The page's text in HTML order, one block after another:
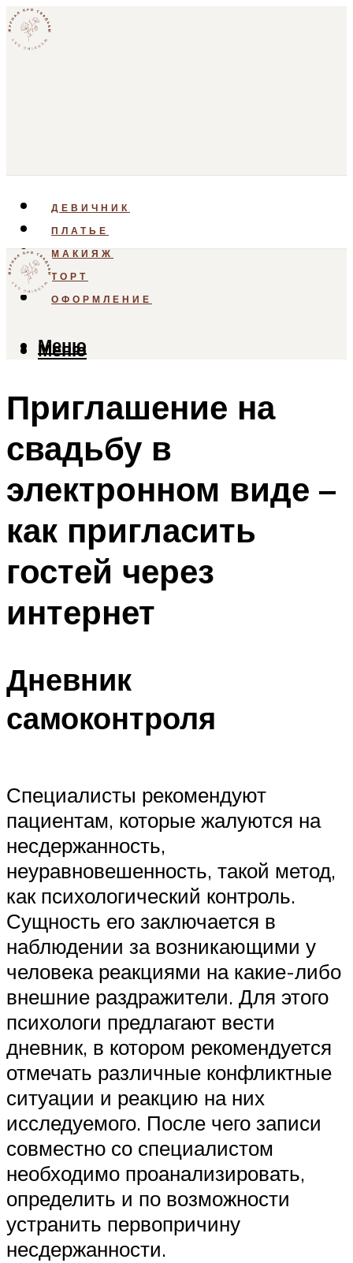
ДЕВИЧНИК
ПЛАТЬЕ
МАКИЯЖ
ТОРТ
ОФОРМЛЕНИЕ
Меню
Меню
Приглашение на
свадьбу в
электронном виде –
как пригласить
гостей через
интернет
Дневник
самоконтроля
Специалисты рекомендуют
пациентам, которые жалуются на
несдержанность,
неуравновешенность, такой метод,
как психологический контроль.
Сущность его заключается в
наблюдении за возникающими у
человека реакциями на какие-либо
внешние раздражители. Для этого
психологи предлагают вести
дневник, в котором рекомендуется
отмечать различные конфликтные
ситуации и реакцию на них
исследуемого. После чего записи
совместно со специалистом
необходимо проанализировать,
определить и по возможности
устранить первопричину
несдержанности.